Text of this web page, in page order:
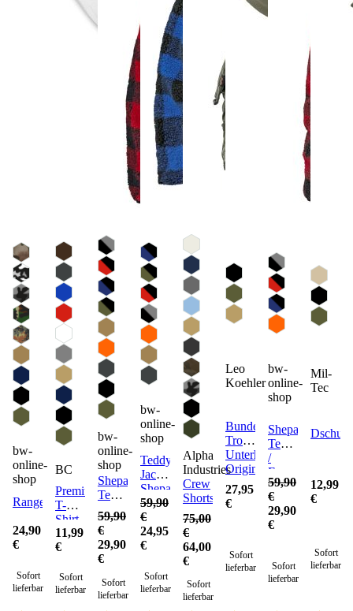
bw-
online-
shop
Rangerhose
24,90
€
Sofort
lieferbar
BC
Premium
T-
Shirt
11,99
€
Sofort
lieferbar
bw-
online-
shop
Shepard
Teddyfleece
/
Faserpelz
Anorak
(Sale)
59,90
€
29,90
€
Sofort
lieferbar
bw-
online-
shop
Teddyfleece
Jacke
Shepard
(Sale)
59,90
€
24,95
€
Sofort
lieferbar
Alpha
Industries
Crew
Shorts
75,00
€
64,00
€
Sofort
lieferbar
Leo
Koehler
Bundeswehr
Tropen
Unterhemd
Original
27,95
€
Sofort
lieferbar
bw-
online-
shop
Shepard
Teddyfleece
/
Faserpelz
Jacke
Hooded
(Sale)
59,90
€
29,90
€
Sofort
lieferbar
Mil-
Tec
12,99
€
Sofort
lieferbar